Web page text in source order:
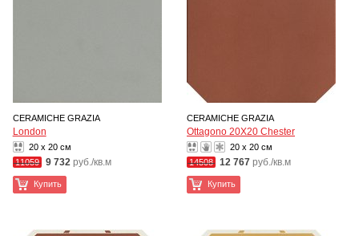
CERAMICHE GRAZIA
London
20 x 20 см
11059 9 732 руб./кв.м
Купить
CERAMICHE GRAZIA
Ottagono 20X20 Chester
20 x 20 см
14508 12 767 руб./кв.м
Купить